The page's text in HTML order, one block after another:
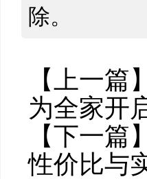
除。
【上一篇
为全家开
【下一篇
性价比与